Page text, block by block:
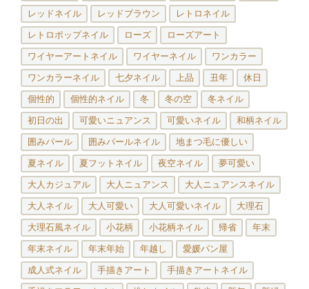
レッドネイル レッドブラウン レトロネイル
レトロポップネイル ローズ ローズアート
ワイヤーアートネイル ワイヤーネイル ワンカラー
ワンカラーネイル 七夕ネイル 上品 丑年 休日
個性的 個性的ネイル 冬 冬の空 冬ネイル
初日の出 可愛いニュアンス 可愛いネイル 和柄ネイル
囲みパール 囲みパールネイル 地まつ毛に優しい
夏ネイル 夏フットネイル 夜空ネイル 夢可愛い
大人カジュアル 大人ニュアンス 大人ニュアンスネイル
大人ネイル 大人可愛い 大人可愛いネイル 大理石
大理石風ネイル 小花柄 小花柄ネイル 帰省 年末
年末ネイル 年末年始 年越し 愛媛パン屋
成人式ネイル 手描きアート 手描きアートネイル